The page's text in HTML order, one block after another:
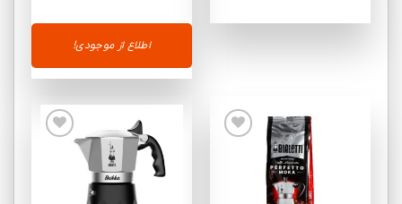
اطلاع از موجودی!
Add to
wishlist